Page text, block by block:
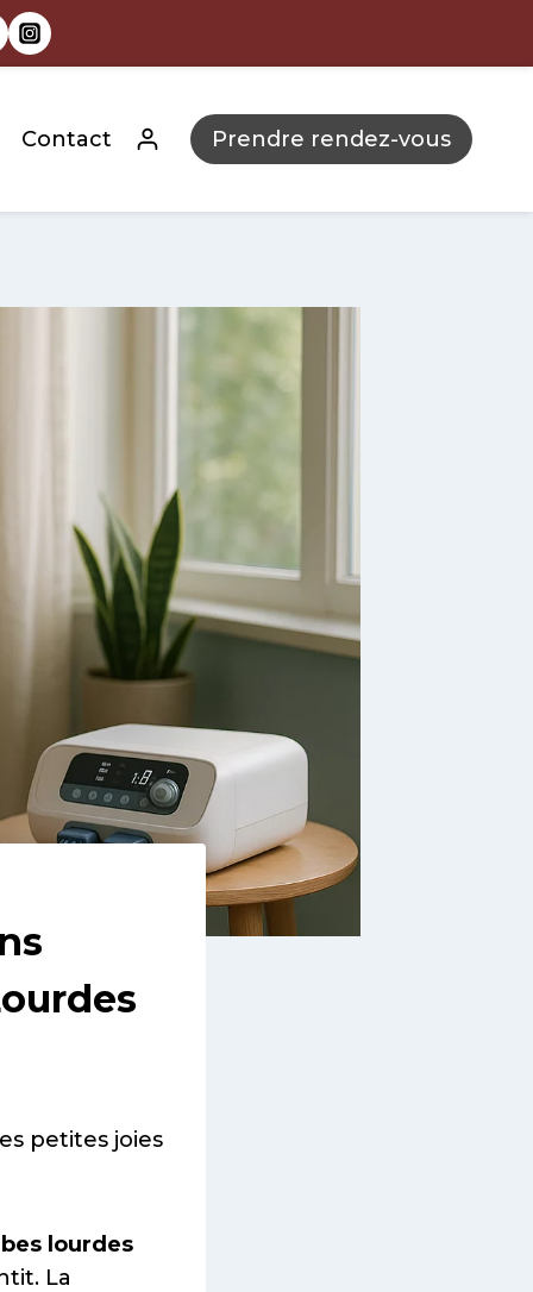
Contact Prendre rendez-vous
petites joies
lourdes
La